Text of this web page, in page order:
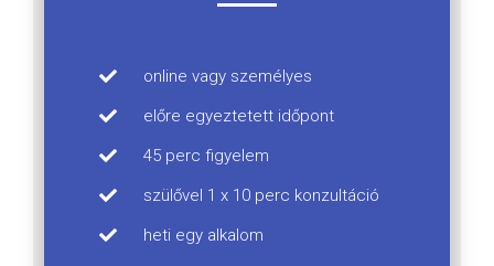
online vagy személyes
előre egyeztetett időpont
45 perc figyelem
szülővel 1 x 10 perc konzultáció
heti egy alkalom